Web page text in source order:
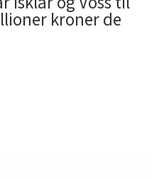
kroner de